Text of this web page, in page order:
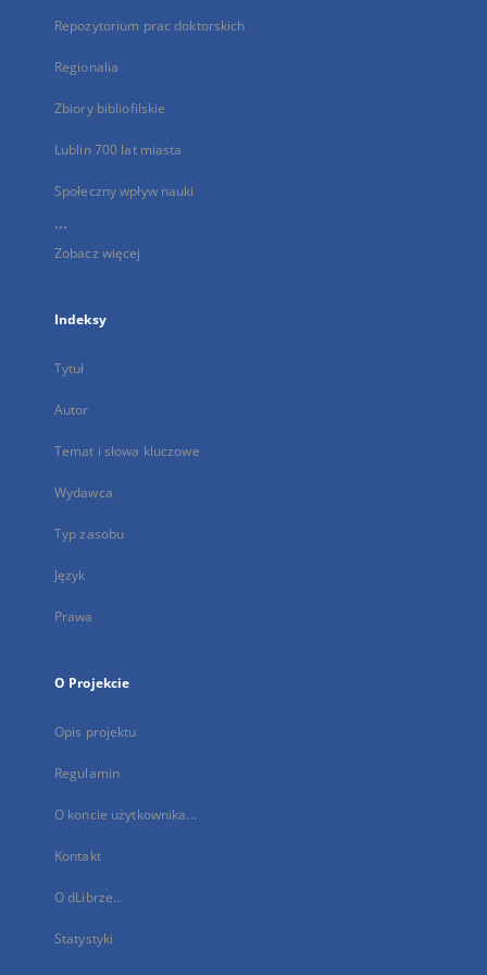
Repozytorium prac doktorskich
Regionalia
Zbiory bibliofilskie
Lublin 700 lat miasta
Społeczny wpływ nauki
...
Zobacz więcej
Indeksy
Tytuł
Autor
Temat i słowa kluczowe
Wydawca
Typ zasobu
Język
Prawa
O Projekcie
Opis projektu
Regulamin
O koncie użytkownika...
Kontakt
O dLibrze...
Statystyki